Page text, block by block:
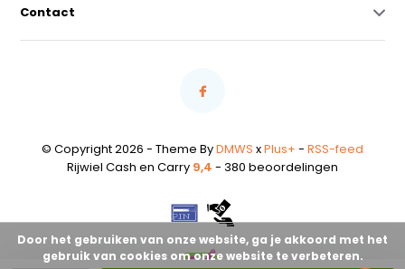
Contact
© Copyright 2026 - Theme ByDMWS xPlus+ - RSS-feed
Rijwiel Cash en Carry 9,4 - 380 beoordelingen
Door het gebruiken van onze website, ga je akkoord met het
gebruik van cookies om onze website te verbeteren.